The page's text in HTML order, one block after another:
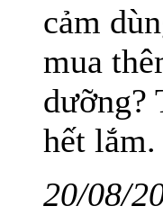
cảm
mua
dưỡng?
hết lắm.
20/08/